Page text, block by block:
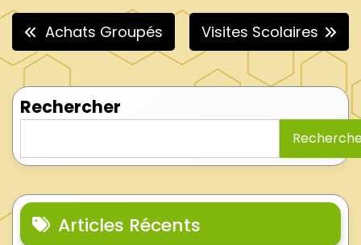
Navigation
de
l’article
Achats Groupés Visites Scolaires
Rechercher
Articles Récents